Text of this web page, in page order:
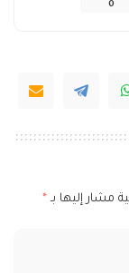
0
مشار إليها بـ *